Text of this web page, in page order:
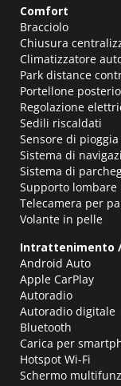
Comfort
Bracciolo
Chiusura
Climatizzatore
Park distance
Portellone
Regolazione
Sedili riscaldati
Sensore di pioggia
Sistema di
Sistema di
Supporto lombare
Telecamera per
Volante in pelle
Intrattenimento
Android Auto
Apple CarPlay
Autoradio
Autoradio digitale
Bluetooth
Carica per
Hotspot Wi-Fi
Schermo